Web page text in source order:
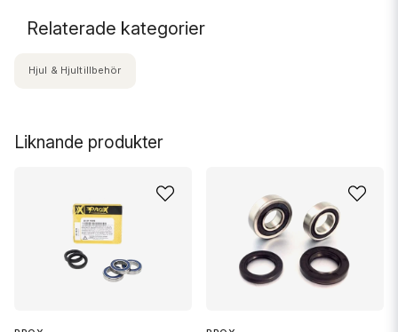
Liknande produkter
Relaterade kategorier
Hjul & Hjultillbehör